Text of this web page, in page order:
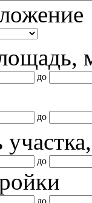
до
до
до
до